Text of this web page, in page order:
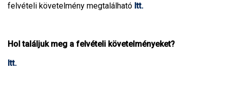
felvételi követelmény megtalálható Itt.
Hol találjuk meg a felvételi követelményeket?
Itt.